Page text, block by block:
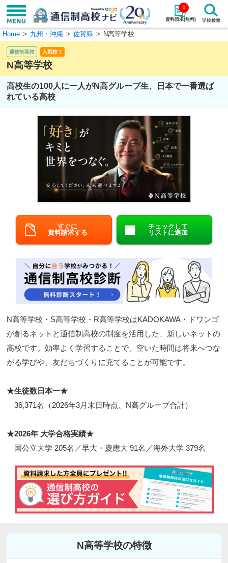
資料請求(無料)
0
学校名で探す
エリアから探す 特徴から探す
北海道・東北
北陸・甲信越
中国
閉じる
Home 九州・沖縄 佐賀県 N高等学校
通信制高校 人気校！
N高等学校
高校生の100人に一人がN高グループ生、日本で一番選ば
れている高校
すぐに
資料請求する
チェックして
リストに追加
N高等学校・S高等学校・R高等学校はKADOKAWA・ドワンゴ
が創るネットと通信制高校の制度を活用した、新しいネットの
高校です。効率よく学習することで、空いた時間は将来へつな
がる学びや、友だちづくりに充てることが可能です。
★生徒数日本一★
36,371名（2026年3月末日時点、N高グループ合計）
★2026年 大学合格実績★
国公立大学 205名／早大・慶應大 91名／海外大学 379名
N高等学校の特徴